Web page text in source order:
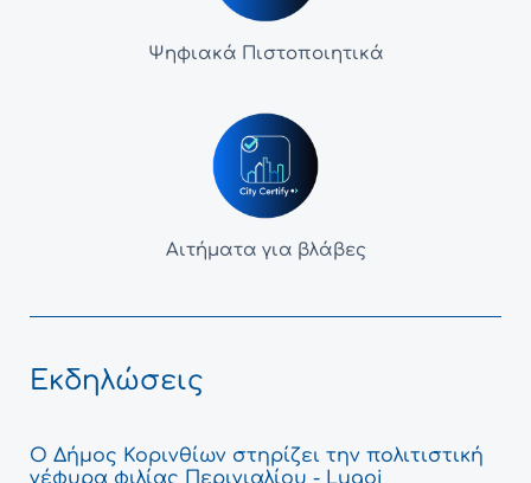
Ψηφιακά Πιστοποιητικά
Αιτήματα για βλάβες
Εκδηλώσεις
Ο Δήμος Κορινθίων στηρίζει την πολιτιστική
γέφυρα φιλίας Περιγιαλίου - Lugoj